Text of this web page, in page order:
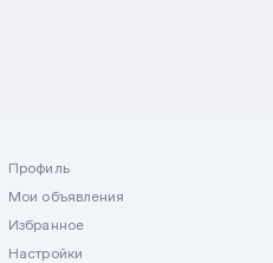
Профиль
Мои объявления
Избранное
Настройки